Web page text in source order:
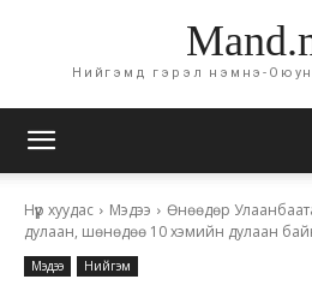
Нийгэмд гэрэл нэмнэ-
Нүүр хуудас Мэдээ
Өнөөдөр
дулаан, шөнөдөө 10 хэмийн дулаан
Мэдээ Нийгэм